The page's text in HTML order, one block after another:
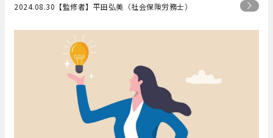
2024.08.30 【監修者】平田弘美（社会保険労務士）